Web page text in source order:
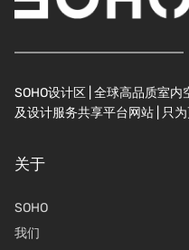
SOHO设计区 | 全球高品质室内
及设计服务共享平台网站 | 只
关于
SOHO
我们